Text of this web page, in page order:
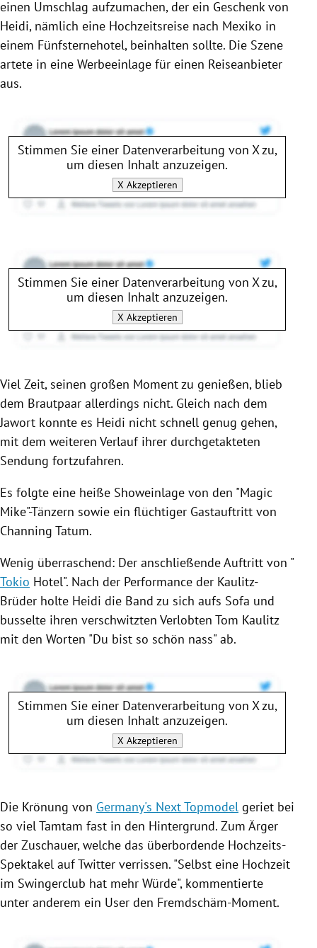
einen Umschlag aufzumachen, der ein Geschenk von
Heidi, nämlich eine Hochzeitsreise nach Mexiko in
einem Fünfsternehotel, beinhalten sollte. Die Szene
artete in eine Werbeeinlage für einen Reiseanbieter
aus.
Stimmen Sie einer Datenverarbeitung von Xzu,
um diesen Inhalt anzuzeigen.
X Akzeptieren
Stimmen Sie einer Datenverarbeitung von Xzu,
um diesen Inhalt anzuzeigen.
X Akzeptieren
Viel Zeit, seinen großen Moment zu genießen, blieb
dem Brautpaar allerdings nicht. Gleich nach dem
Jawort konnte es Heidi nicht schnell genug gehen,
mit dem weiteren Verlauf ihrer durchgetakteten
Sendung fortzufahren.
Es folgte eine heiße Showeinlage von den "Magic
Mike"-Tänzern sowie ein flüchtiger Gastauftritt von
Channing Tatum.
Wenig überraschend: Der anschließende Auftritt von "
Tokio Hotel". Nach der Performance der Kaulitz-
Brüder holte Heidi die Band zu sich aufs Sofa und
busselte ihren verschwitzten Verlobten Tom Kaulitz
mit den Worten "Du bist so schön nass" ab.
Stimmen Sie einer Datenverarbeitung von Xzu,
um diesen Inhalt anzuzeigen.
X Akzeptieren
Die Krönung von Germany's Next Topmodel geriet bei
so viel Tamtam fast in den Hintergrund. Zum Ärger
der Zuschauer, welche das überbordende Hochzeits-
Spektakel aufTwitter verrissen. "Selbst eine Hochzeit
im Swingerclub hat mehr Würde", kommentierte
unter anderem ein User den Fremdschäm-Moment.